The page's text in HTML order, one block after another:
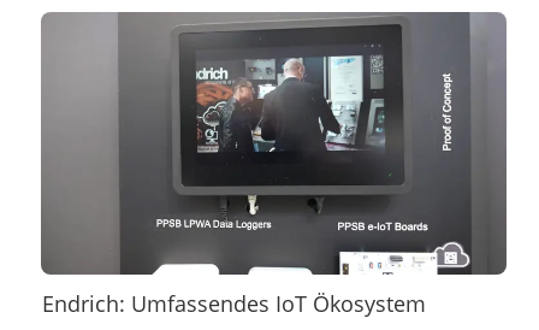
Endrich: Umfassendes IoT Ökosystem